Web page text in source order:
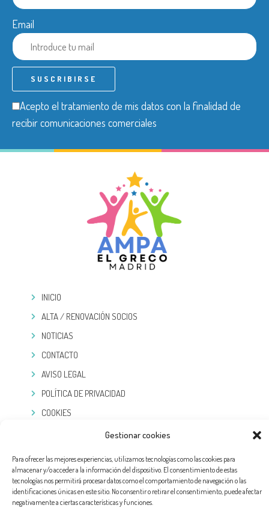
Gestionar cookies
Para ofrecer las mejores experiencias, utilizamos tecnologías como las cookies para
almacenar y/o acceder a la información del dispositivo. El consentimiento de estas
tecnologías nos permitirá procesar datos como el comportamiento de navegación o las
identificaciones únicas en este sitio. No consentir o retirar el consentimiento, puede afectar
negativamente a ciertas características y funciones.
Email
Acepto el tratamiento de mis datos con la finalidad de
recibir comunicaciones comerciales
INICIO
ALTA / RENOVACIÓN SOCIOS
NOTICIAS
CONTACTO
AVISO LEGAL
POLÍTICA DE PRIVACIDAD
COOKIES